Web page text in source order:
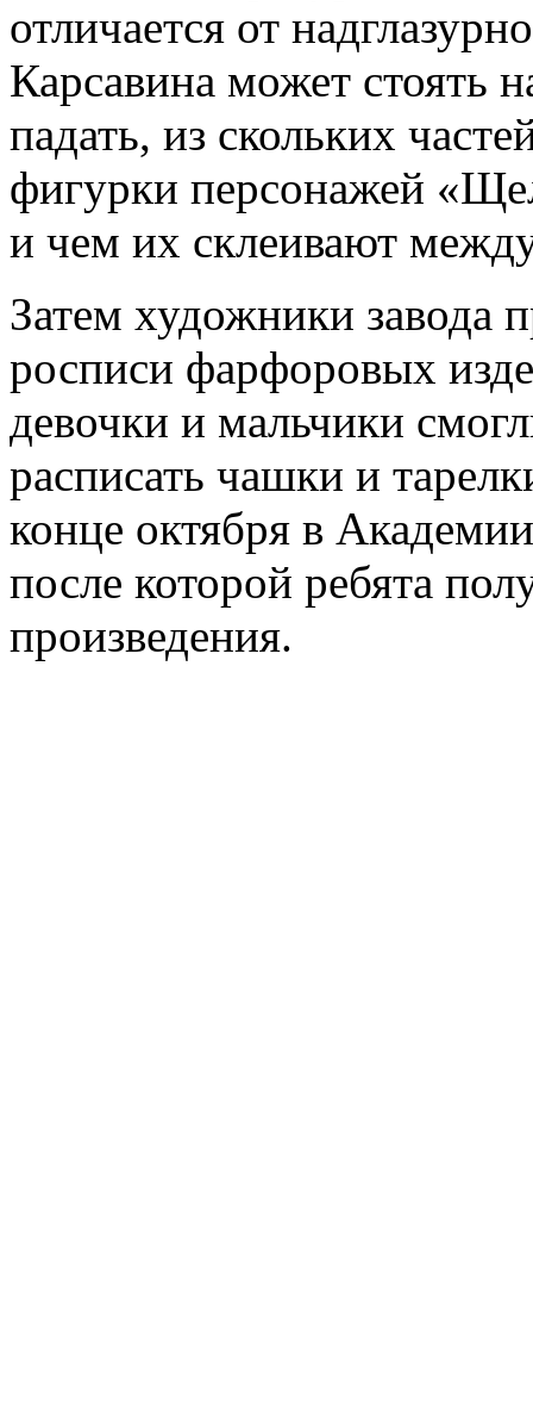
отличается от
Карсавина может стоять
падать, из скольких
фигурки персонажей
и чем их склеивают
Затем художники завода
росписи фарфоровых
девочки и мальчики
расписать чашки и
конце октября в
после которой ребята
произведения.